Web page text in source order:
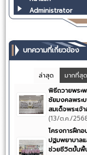
Administrator
บทความที่เกี่ยวข้อง
ล่าสุด
มากที่สุด
พิธีถวายพระ
ชัยมงคลพระ
สมเด็จพระเจ้
(13/ต.ค./
โครงการฝึกอ
ปฐมพยาบาลแ
ช่วยชีวิตขั้นพื้